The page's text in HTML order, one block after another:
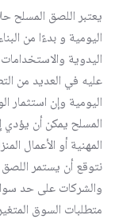
يعتبر اللصق المسلح
اليومية و بدءًا من
اليدوية
عليه في العديد من
اليومية وإن
المسلح يمكن أن يؤدي
المهنية أو الأعمال
نتوقع أن يستمر
والشركات على حد
متطلبات السوق